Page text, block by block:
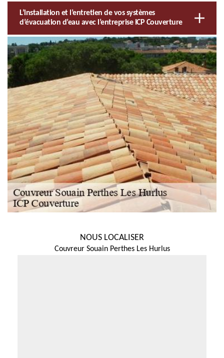
L’installation et l’entretien de vos systèmes
d’évacuation d’eau avec l’entreprise ICP Couverture
NOUS LOCALISER
Couvreur Souain Perthes Les Hurlus